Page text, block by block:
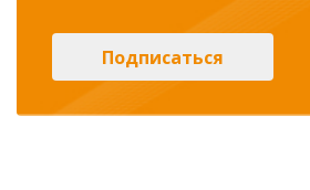
Подписаться